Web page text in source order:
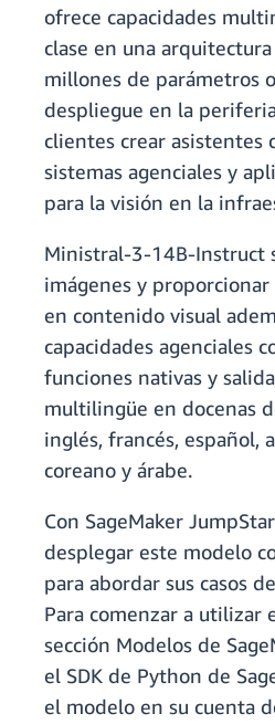
ofrece capacidades
clase en una
millones de parámetros
despliegue en la
clientes crear asistentes
sistemas agenciales y
para la visión en la
Ministral-3-14B-Instruct
imágenes y
en contenido visual
capacidades agenciales
funciones nativas y
multilingüe en docenas
inglés, francés, español,
coreano y árabe.
Con SageMaker
desplegar este modelo
para abordar sus casos
Para comenzar a utilizar
sección Modelos de
el SDK de Python de
el modelo en su cuenta